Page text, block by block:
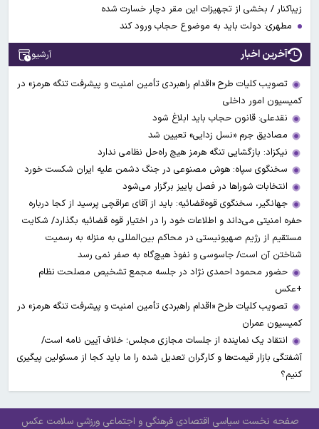
زیباکنار / بخشی از تجهیزات این مقر دچار خسارت شده
مطهری: دولت باید به موضوع حجاب ورود کند
آخرین اخبار آرشیو
تصویب کلیات طرح «اقدام راهبردی تأمین امنیت و پیشرفت تنگه هرمز» در
کمیسیون امور داخلی
نقدعلی: قانون حجاب باید ابلاغ شود
مصادیق جرم «نسل زدایی» تعیین شد
نیکزاد: بازگشایی تنگه هرمز هیچ راه‌حل نظامی ندارد
سخنگوی سپاه: هوش مصنوعی در جنگ دشمن علیه ایران شکست خورد
انتخابات شوراها در فصل پاییز برگزار می‌شود
جهانگیر، سخنگوی قوه‌قضائیه: باید از آقای عراقچی پرسید از کجا درباره
حفره امنیتی می‌داند و اطلاعات خود را در اختیار قوه قضائیه بگذارد/ شکایت
مستقیم از رژیم صهیونیستی در محاکم بین‌المللی به منزله به رسمیت
شناختن آن است/ جاسوسی و نفوذ هیچ‌گاه به صفر نمی رسد
حضور محمود احمدی نژاد در جلسه مجمع تشخیص مصلحت نظام
+عکس
تصویب کلیات طرح «اقدام راهبردی تأمین امنیت و پیشرفت تنگه هرمز» در
کمیسیون عمران
انتقاد یک نماینده از جلسات مجازی مجلس؛ خلاف آیین نامه است/
آشفتگی بازار قیمت‌ها و کارگران تعدیل شده را ما باید کجا از مسئولین پیگیری
کنیم؟
صفحه نخست سیاسی اقتصادی فرهنگی و اجتماعی ورزشی سلامت عکس